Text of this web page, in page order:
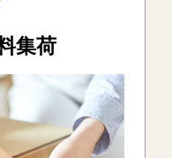
集荷